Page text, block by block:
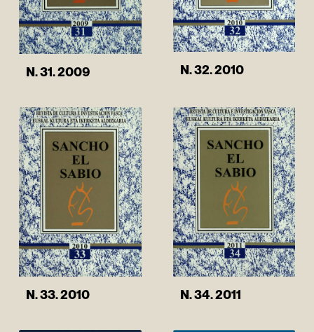
N. 31. 2009 N. 32. 2010
N. 33. 2010 N. 34. 2011